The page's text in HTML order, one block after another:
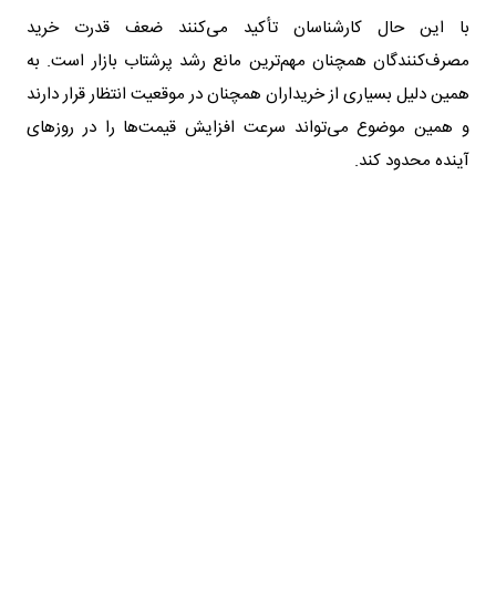
با این حال کارشناسان تأکید می‌کنند ضعف قدرت خرید
مصرف‌کنندگان همچنان مهم‌ترین مانع رشد پرشتاب بازار است. به
همین دلیل بسیاری از خریداران همچنان در موقعیت انتظار قرار دارند
و همین موضوع می‌تواند سرعت افزایش قیمت‌ها را در روزهای
آینده محدود کند.